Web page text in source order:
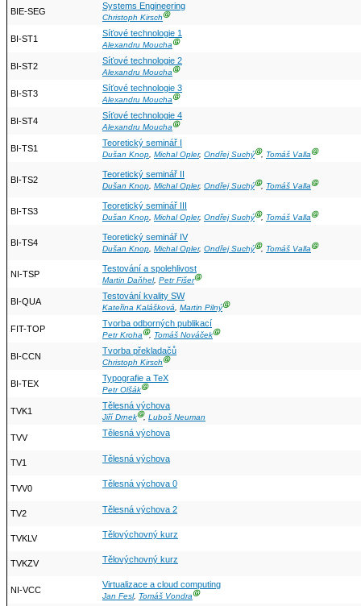
BIE-SEG
Systems Engineering
Christoph KirschⒼ
BI-ST1
Síťové technologie 1
Alexandru MouchaⒼ
BI-ST2
Síťové technologie 2
Alexandru MouchaⒼ
BI-ST3
Síťové technologie 3
Alexandru MouchaⒼ
BI-ST4
Síťové technologie 4
Alexandru MouchaⒼ
BI-TS1
Teoretický seminář I
Dušan Knop, Michal Opler, Ondřej SuchýⒼ, Tomáš VallaⒼ
BI-TS2
Teoretický seminář II
Dušan Knop, Michal Opler, Ondřej SuchýⒼ, Tomáš VallaⒼ
BI-TS3
Teoretický seminář III
Dušan Knop, Michal Opler, Ondřej SuchýⒼ, Tomáš VallaⒼ
BI-TS4
Teoretický seminář IV
Dušan Knop, Michal Opler, Ondřej SuchýⒼ, Tomáš VallaⒼ
NI-TSP
Testování a spolehlivost
Martin Daňhel, Petr FišerⒼ
BI-QUA
Testování kvality SW
Kateřina Kalášková, Martin PilnýⒼ
FIT-TOP
Tvorba odborných publikací
Petr KrohaⒼ, Tomáš NováčekⒼ
BI-CCN
Tvorba překladačů
Christoph KirschⒼ
BI-TEX
Typografie a TeX
Petr OlšákⒼ
TVK1
Tělesná výchova
Jiří DrnekⒼ, Luboš Neuman
TVV Tělesná výchova
TV1 Tělesná výchova
TVV0 Tělesná výchova 0
TV2 Tělesná výchova 2
TVKLV Tělovýchovný kurz
TVKZV Tělovýchovný kurz
NI-VCC
Virtualizace a cloud computing
Jan Fesl, Tomáš VondraⒼ